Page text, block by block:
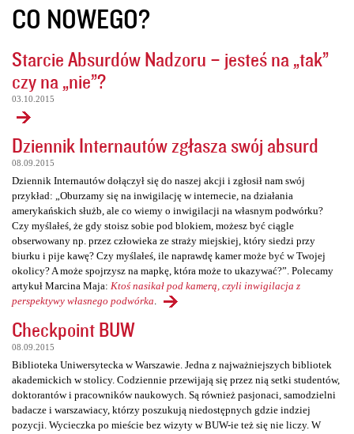
CO NOWEGO?
Starcie Absurdów Nadzoru – jesteś na „tak”
czy na „nie”?
03.10.2015
Dziennik Internautów zgłasza swój absurd
08.09.2015
Dziennik Internautów dołączył się do naszej akcji i zgłosił nam swój
przykład: „Oburzamy się na inwigilację w internecie, na działania
amerykańskich służb, ale co wiemy o inwigilacji na własnym podwórku?
Czy myślałeś, że gdy stoisz sobie pod blokiem, możesz być ciągle
obserwowany np. przez człowieka ze straży miejskiej, który siedzi przy
biurku i pije kawę? Czy myślałeś, ile naprawdę kamer może być w Twojej
okolicy? A może spojrzysz na mapkę, która może to ukazywać?”. Polecamy
artykuł Marcina Maja: Ktoś nasikał pod kamerą, czyli inwigilacja z
perspektywy własnego podwórka
Checkpoint BUW
08.09.2015
Biblioteka Uniwersytecka w Warszawie. Jedna z najważniejszych bibliotek
akademickich w stolicy. Codziennie przewijają się przez nią setki studentów,
doktorantów i pracowników naukowych. Są również pasjonaci, samodzielni
badacze i warszawiacy, którzy poszukują niedostępnych gdzie indziej
pozycji. Wycieczka po mieście bez wizyty w BUW-ie też się nie liczy. W